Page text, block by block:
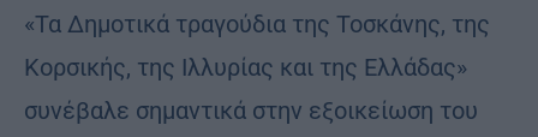
«Τα Δημοτικά τραγούδια της Τοσκάνης, της
Κορσικής, της Ιλλυρίας και της Ελλάδας»
συνέβαλε σημαντικά στην εξοικείωση του